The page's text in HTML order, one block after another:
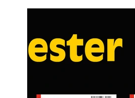
a megoldást a meleg ellen, ma
már egyre többen keresnek
olyan kültéri hűtési
vendégl